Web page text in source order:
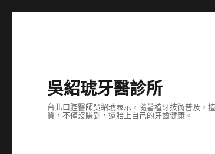
吳紹琥牙醫診所
台北口腔醫師吳紹琥表示，隨著植牙技術普及，
質，不僅沒賺到，還賠上自己的牙齒健康。